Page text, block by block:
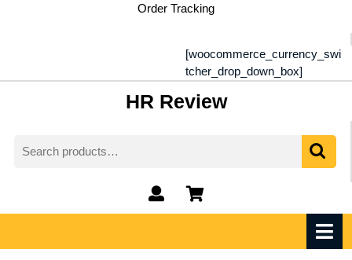
Order Tracking
[woocommerce_currency_swi
tcher_drop_down_box]
HR Review
for:
My
Account
shopping
cart